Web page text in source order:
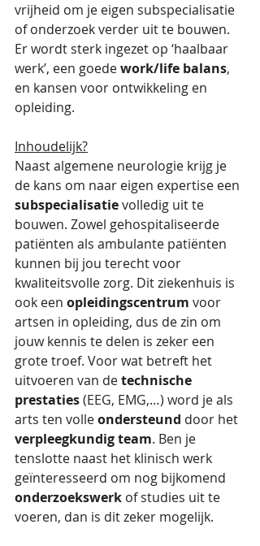
vrijheid om je eigen subspecialisatie
of onderzoek verder uit te bouwen.
Er wordt sterk ingezet op ‘haalbaar
werk’, een goede work/life balans,
en kansen voor ontwikkeling en
opleiding.
Inhoudelijk?
Naast algemene neurologie krijg je
de kans om naar eigen expertise een
subspecialisatie volledig uit te
bouwen. Zowel gehospitaliseerde
patiënten als ambulante patiënten
kunnen bij jou terecht voor
kwaliteitsvolle zorg. Dit ziekenhuis is
ook een opleidingscentrum voor
artsen in opleiding, dus de zin om
jouw kennis te delen is zeker een
grote troef. Voor wat betreft het
uitvoeren van de technische
prestaties (EEG, EMG,…) word je als
arts ten volle ondersteund door het
verpleegkundig team. Ben je
tenslotte naast het klinisch werk
geïnteresseerd om nog bijkomend
onderzoekswerk of studies uit te
voeren, dan is dit zeker mogelijk.